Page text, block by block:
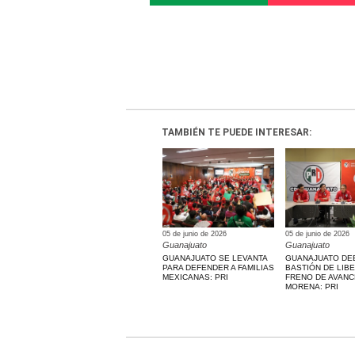
TAMBIÉN TE PUEDE INTERESAR:
05 de junio de 2026
Guanajuato
GUANAJUATO SE LEVANTA
PARA DEFENDER A FAMILIAS
MEXICANAS: PRI
05 de junio de 2026
Guanajuato
GUANAJUATO
BASTIÓN DE
FRENO DE
MORENA: PRI